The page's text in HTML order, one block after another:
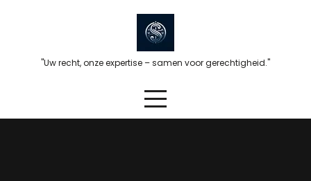
"Uw recht, onze expertise – samen voor gerechtigheid."